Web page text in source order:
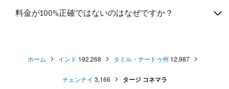
料金が100%正確ではないのはなぜですか？
ホーム インド 192,268 タミル・ナードゥ州 12,987
チェンナイ 3,166 タージ コネマラ